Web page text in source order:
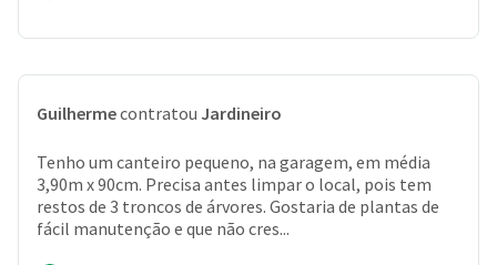
Guilhermecontratou Jardineiro
Tenho um canteiro pequeno, na garagem, em média
3,90m x 90cm. Precisa antes limpar o local, pois tem
restos de 3 troncos de árvores. Gostaria de plantas de
fácil manutenção e que não cres...